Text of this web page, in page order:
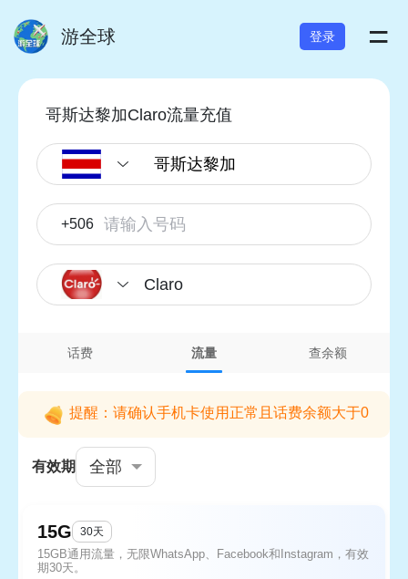
游全球 登录 =
哥斯达黎加Claro流量充值
+506
Claro
话费 流量 查余额
提醒：请确认手机卡使用正常且话费余额大于0
有效期 全部
15G 30天
15GB通用流量，无限WhatsApp、Facebook和Instagram，有效
期30天。